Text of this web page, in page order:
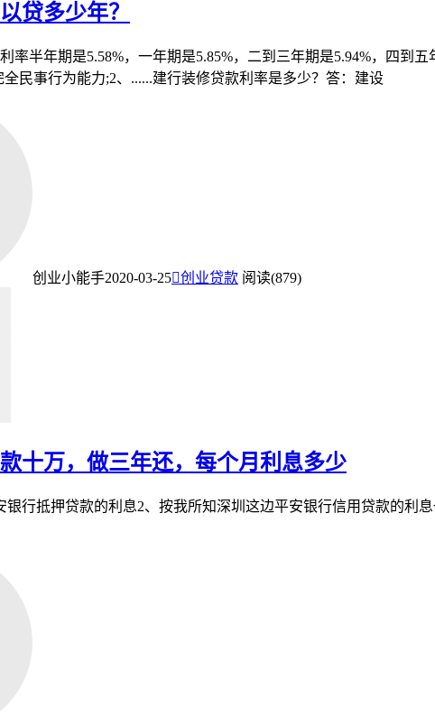
贷多少年？
率半年期是5.58%，一年期是5.85%，二到三年期是5.94%，四
民事行为能力;2、......建行装修贷款利率是多少？答：建设
创业小能手2020-03-25创业贷款 阅读(879)
十万，做三年还，每个月利息多少
银行抵押贷款的利息2、按我所知深圳这边平安银行信用贷款的利